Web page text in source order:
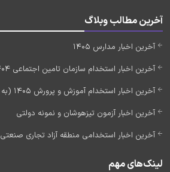
آخرین مطالب وبلاگ
آخرین اخبار مدارس 1405
آخرین اخبار استخدام سازمان تامین اجتماعی 1404 (به زودی)
آخرین اخبار استخدام آموزش و پرورش 1405 (به زودی)
آخرین اخبار آزمون تیزهوشان و نمونه دولتی
آخرین اخبار استخدامی منطقه آزاد تجاری صنعتی 1405
لینک‌های مهم